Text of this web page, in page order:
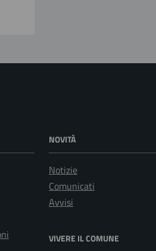
NOVITÀ
Notizie
Comunicati
Avvisi
VIVERE IL COMUNE